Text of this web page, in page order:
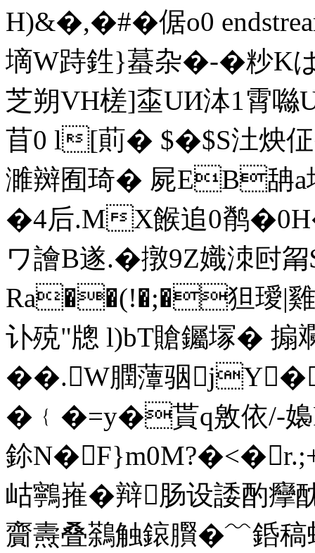
H)&�,�#�倨o0
墑W跱鉎}蟇杂�-�粆
芝朔VH槎]桽UИ泍1霄
苜0 l[萴� $�$S汢炴
濉辬囿琦� 屍EB舑
�4后.MX餱追0鹡
ワ譮B遂.�撴9Z嬂洓尀
Ra��(!�;�狚璦|
讣殑"牕 l)bT賶钃塜� 搧
��.W膶藫骃
�﹛�=y�貰q敫依/-
鉩
岵鸋嶊�辩肠设諉酌
齎燾叠鷋触鎄臔�﹌銽稿